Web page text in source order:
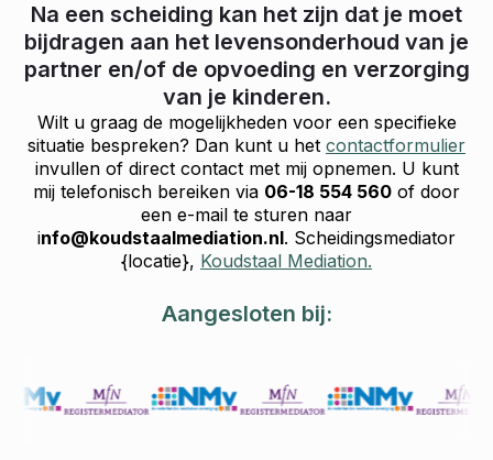
Na een scheiding kan het zijn dat je moet
bijdragen aan het levensonderhoud van je
partner en/of de opvoeding en verzorging
van je kinderen.
Wilt u graag de mogelijkheden voor een specifieke
situatie bespreken? Dan kunt u het contactformulier
invullen of direct contact met mij opnemen. U kunt
mij telefonisch bereiken via 06-18 554 560 of door
een e-mail te sturen naar
info@koudstaalmediation.nl. Scheidingsmediator
{locatie}, Koudstaal Mediation.
Aangesloten bij: